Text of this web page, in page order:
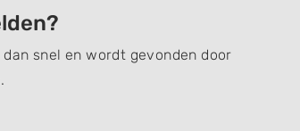
dan snel en wordt gevonden door